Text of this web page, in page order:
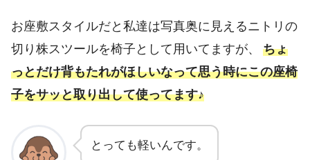
お座敷スタイルだと私達は写真奥に見えるニトリの
切り株スツールを椅子として用いてますが、
ちょ
っとだけ背もたれがほしいなって思う時にこの座椅
子をサッと取り出して使ってます♪
とっても軽いんです。